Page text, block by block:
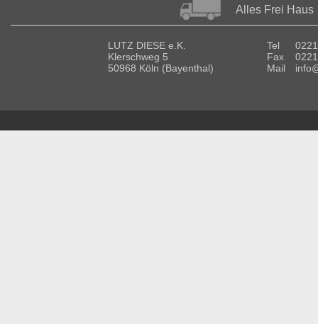
Alles Frei Haus
LUTZ DIESE e.K.
Klerschweg 5
50968 Köln (Bayenthal)
Tel
Fax
Mail